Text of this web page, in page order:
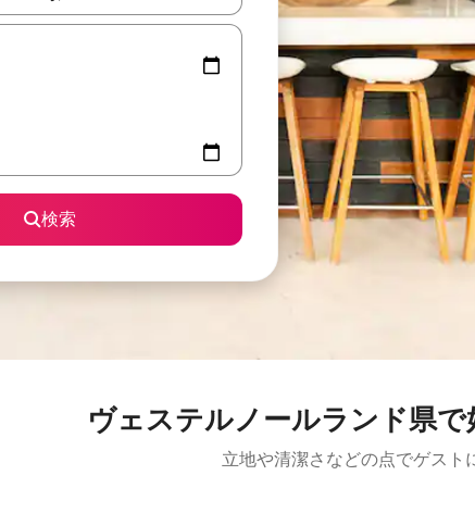
検索
ヴェステルノールランド県
立地や清潔さなどの点でゲスト